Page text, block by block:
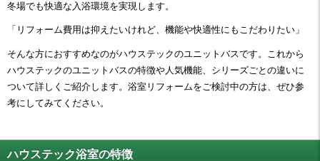
冬場でも快適な入浴環境を実現します。
「リフォーム費用は抑えたいけれど、機能や快適性にもこだわりたい」
そんな方におすすめなのがハウステックのユニットバスです。これから
ハウステックのユニットバスの特徴や人気機能、シリーズごとの違いに
ついて詳しくご紹介します。浴室リフォームをご検討中の方は、ぜひ参
考にしてみてください。
ハウステック浴室の特徴